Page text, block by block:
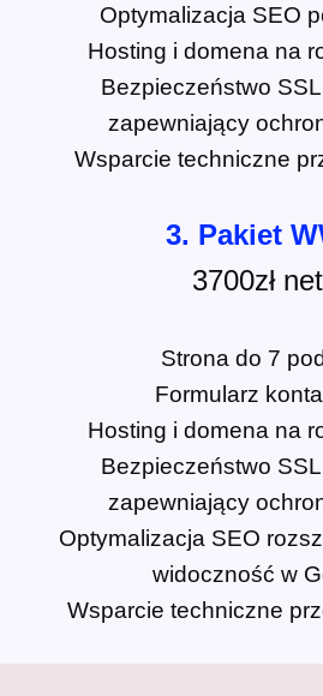
Optymalizacja SEO
Hosting i domena na
Bezpieczeństwo
zapewniający
Wsparcie techniczne
3. Pakiet
3700zł
Strona do 7
Formularz
Hosting i domena na
Bezpieczeństwo
zapewniający
Optymalizacja SEO
widoczność w
Wsparcie techniczne